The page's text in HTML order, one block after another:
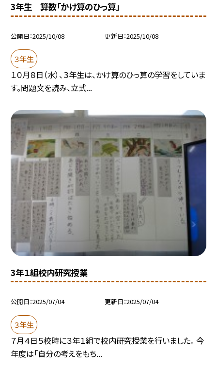
3年生 算数「かけ算のひっ算」
公開日 2025/10/08 更新日 2025/10/08
３年生
１０月８日（水）、３年生は、かけ算のひっ算の学習をしていま
す。問題文を読み、立式...
3年１組校内研究授業
公開日 2025/07/04 更新日 2025/07/04
３年生
７月４日５校時に３年１組で校内研究授業を行いました。 今
年度は「自分の考えをもち...